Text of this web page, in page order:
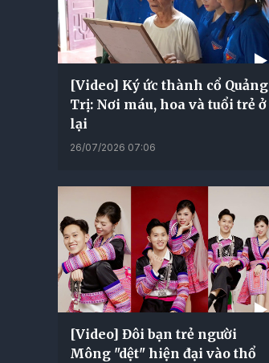
[Video] Ký ức thành cổ Quảng
Trị: Nơi máu, hoa và tuổi trẻ ở
lại
26/07/2026 07:06
[Video] Đôi bạn trẻ người
Mông "dệt" hiện đại vào thổ